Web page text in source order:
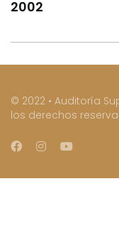
2002
© 2022 • Auditoría
los derechos